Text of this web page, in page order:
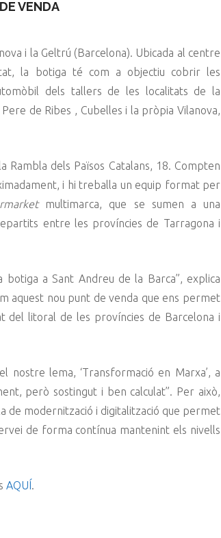
VENDA
i la Geltrú (Barcelona). Ubicada al centre
la botiga té com a objectiu cobrir les
dels tallers de les localitats de la
de Ribes , Cubelles i la pròpia Vilanova,
Rambla dels Països Catalans, 18. Compten
i hi treballa un equip format per
multimarca, que se sumen a una
entre les províncies de Tarragona i
a Sant Andreu de la Barca”, explica
aquest nou punt de venda que ens permet
litoral de les províncies de Barcelona i
nostre lema, ‘Transformació en Marxa’, a
però sostingut i ben calculat”. Per això,
de modernització i digitalització que permet
de forma contínua mantenint els nivells
AQUÍ.